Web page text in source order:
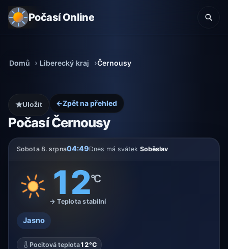
Počasí Online
Domů Liberecký kraj Černousy
←Zpět na přehled
Počasí Černousy
★Uložit
Sobota 8. srpna04:49Dnes má svátek Soběslav
12°C
→ Teplota stabilní
Jasno
Pocitová teplota12°C